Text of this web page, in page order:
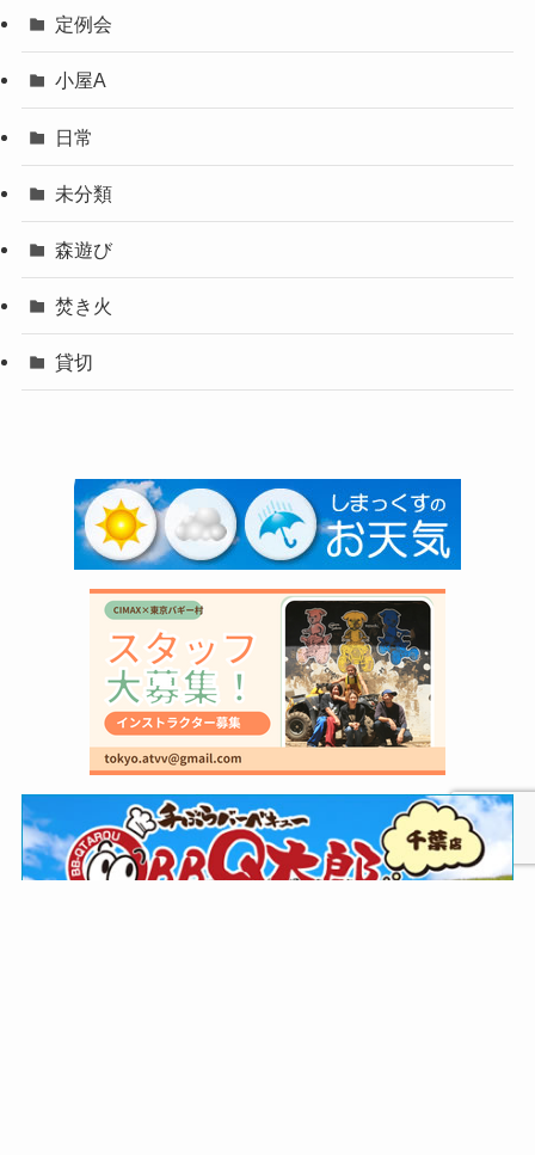
定例会
小屋A
日常
未分類
森遊び
焚き火
貸切